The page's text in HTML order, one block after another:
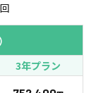
回
3年プラン